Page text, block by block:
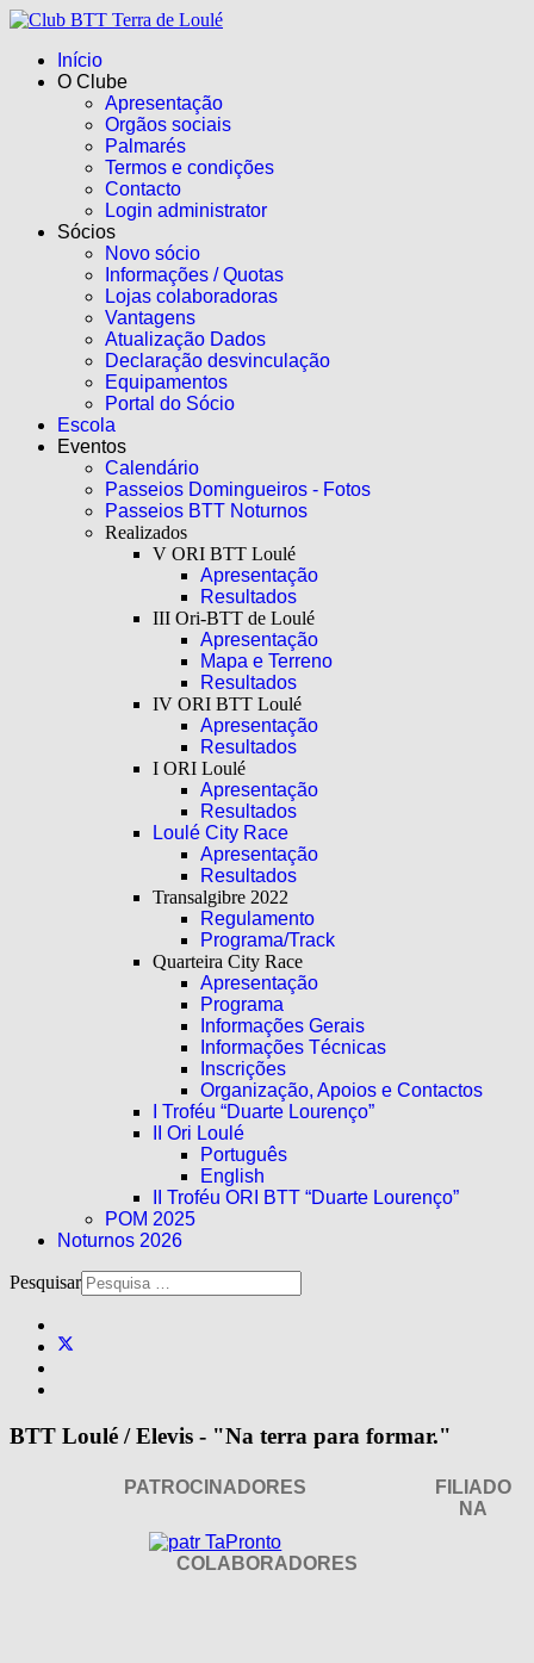
Início
O Clube
Apresentação
Orgãos sociais
Palmarés
Termos e condições
Contacto
Login administrator
Sócios
Novo sócio
Informações / Quotas
Lojas colaboradoras
Vantagens
Atualização Dados
Declaração desvinculação
Equipamentos
Portal do Sócio
Escola
Eventos
Calendário
Passeios Domingueiros - Fotos
Passeios BTT Noturnos
Realizados
V ORI BTT Loulé
Apresentação
Resultados
III Ori-BTT de Loulé
Apresentação
Mapa e Terreno
Resultados
IV ORI BTT Loulé
Apresentação
Resultados
I ORI Loulé
Apresentação
Resultados
Loulé City Race
Apresentação
Resultados
Transalgibre 2022
Regulamento
Programa/Track
Quarteira City Race
Apresentação
Programa
Informações Gerais
Informações Técnicas
Inscrições
Organização, Apoios e Contactos
I Troféu “Duarte Lourenço”
II Ori Loulé
Português
English
II Troféu ORI BTT “Duarte Lourenço”
POM 2025
Noturnos 2026
Pesquisar
BTT Loulé / Elevis - "Na terra para formar."
PATROCINADORES
FILIADO
NA
COLABORADORES